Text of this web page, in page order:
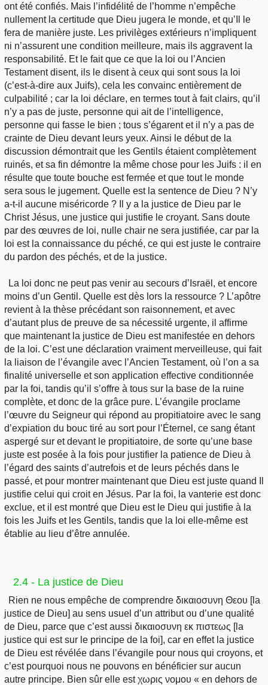
ont été confiés. Mais l’infidélité de l’homme n’empêche
nullement la certitude que Dieu jugera le monde, et qu’Il le
fera de manière juste. Les privilèges extérieurs n’impliquent
ni n’assurent une condition meilleure, mais ils aggravent la
responsabilité. Et le fait que ce que la loi ou l’Ancien
Testament disent, ils le disent à ceux qui sont sous la loi
(c’est-à-dire aux Juifs), cela les convainc entièrement de
culpabilité ; car la loi déclare, en termes tout à fait clairs, qu’il
n’y a pas de juste, personne qui ait de l’intelligence,
personne qui fasse le bien ; tous s’égarent et il n’y a pas de
crainte de Dieu devant leurs yeux. Ainsi le début de la
discussion démontrait que les Gentils étaient complètement
ruinés, et sa fin démontre la même chose pour les Juifs : il en
résulte que toute bouche est fermée et que tout le monde
sera sous le jugement. Quelle est la sentence de Dieu ? N’y
a-t-il aucune miséricorde ? Il y a la justice de Dieu par le
Christ Jésus, une justice qui justifie le croyant. Sans doute
par des œuvres de loi, nulle chair ne sera justifiée, car par la
loi est la connaissance du péché, ce qui est juste le contraire
du pardon des péchés, et de la justice.
La loi donc ne peut pas venir au secours d’Israël, et encore
moins d’un Gentil. Quelle est dès lors la ressource ? L’apôtre
revient à la thèse précédant son raisonnement, et avec
d’autant plus de preuve de sa nécessité urgente, il affirme
que maintenant la justice de Dieu est manifestée en dehors
de la loi. C’est une déclaration vraiment merveilleuse, qui fait
la liaison de l’évangile avec l’Ancien Testament, où l’on a sa
finalité universelle et son application effective conditionnée
par la foi, tandis qu’il s’offre à tous sur la base de la ruine
complète, et donc de la grâce pure. L’évangile proclame
l’œuvre du Seigneur qui répond au propitiatoire avec le sang
d’expiation du bouc tiré au sort pour l’Éternel, ce sang étant
aspergé sur et devant le propitiatoire, de sorte qu’une base
juste est posée à la fois pour justifier la patience de Dieu à
l’égard des saints d’autrefois et de leurs péchés dans le
passé, et pour montrer maintenant que Dieu est juste quand Il
justifie celui qui croit en Jésus. Par la foi, la vanterie est donc
exclue, et il est montré que Dieu est le Dieu qui justifie à la
fois les Juifs et les Gentils, tandis que la loi elle-même est
établie au lieu d’être annulée.
2.4 - La justice de Dieu
Rien ne nous empêche de comprendre δικαιοσυνη Θεου [la
justice de Dieu] au sens usuel d’un attribut ou d’une qualité
de Dieu, parce que c’est aussi δικαιοσυνη εκ πιστεως [la
justice qui est sur le principe de la foi], car en effet la justice
de Dieu est révélée dans l’évangile pour nous qui croyons, et
c’est pourquoi nous ne pouvons en bénéficier sur aucun
autre principe. Bien sûr elle est χωρις νομου « en dehors de